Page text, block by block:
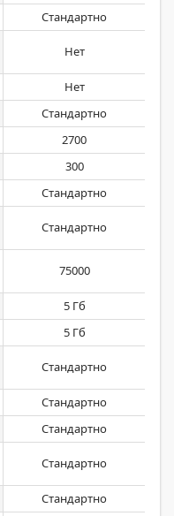
Стандартно
Нет
Нет
Стандартно
2700
300
Стандартно
Стандартно
75000
5 Гб
5 Гб
Стандартно
Стандартно
Стандартно
Стандартно
Стандартно